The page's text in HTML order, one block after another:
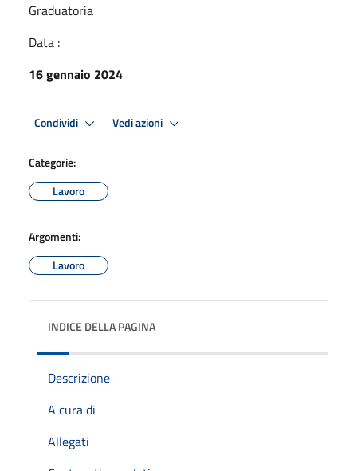
Graduatoria
Data :
16 gennaio 2024
Condividi Vedi azioni
Categorie:
Lavoro
Argomenti:
Lavoro
INDICE DELLA PAGINA
Descrizione
A cura di
Allegati